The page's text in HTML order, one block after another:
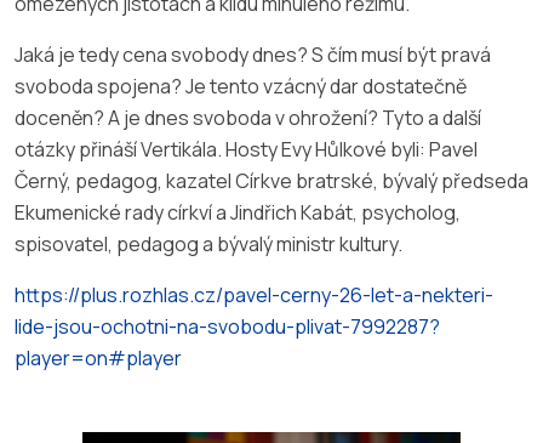
Jaká je tedy cena svobody dnes? S čím musí být pravá
svoboda spojena? Je tento vzácný dar dostatečně
doceněn? A je dnes svoboda v ohrožení? Tyto a další
otázky přináší Vertikála. Hosty Evy Hůlkové byli: Pavel
Černý, pedagog, kazatel Církve bratrské, bývalý předseda
Ekumenické rady církví a Jindřich Kabát, psycholog,
spisovatel, pedagog a bývalý ministr kultury.
https://plus.rozhlas.cz/pavel-cerny-26-let-a-nekteri-
lide-jsou-ochotni-na-svobodu-plivat-7992287?
player=on#player